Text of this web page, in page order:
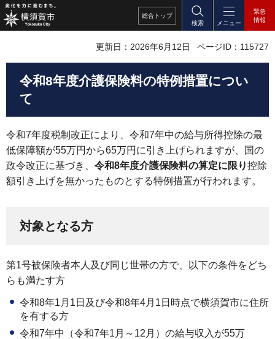
総合 トップ
検索
メニュー
緊急
情報
更新日：2026年6月12日 ページID：115727
令和8年度介護保険料の特例措置につい
て
令和7年度税制改正により、令和7年中の給与所得控除の最
低保障額が55万円から65万円に引き上げられますが、国の
政令改正に基づき、 令和8年度介護保険料の算定に限り控除
額引き上げを無かったものとする特例措置が行われます。
対象となる方
第1号被保険者本人及び同じ世帯の方で、以下の条件をどち
らも満たす方
令和8年1月1日及び令和8年4月1日時点で横須賀市に住所
を有する方
令和7年中（令和7年1月～12月）の給与収入が55万